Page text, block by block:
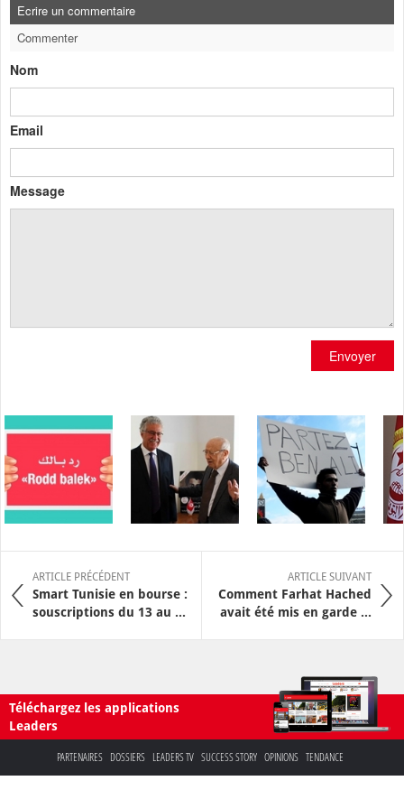
Ecrire un commentaire
Commenter
Nom
Email
Message
Envoyer
ARTICLE PRÉCÉDENT
Smart Tunisie en bourse :
souscriptions du 13 au ...
ARTICLE SUIVANT
Comment Farhat Hached
avait été mis en garde ...
Téléchargez les applications
Leaders
PARTENAIRES DOSSIERS LEADERS TV SUCCESS STORY OPINIONS TENDANCE